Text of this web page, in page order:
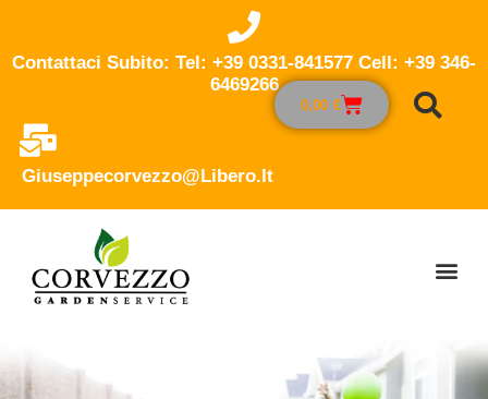
Contattaci Subito: Tel: +39 0331-841577 Cell: +39 346-
6469266
Giuseppecorvezzo@libero.it
0,00 €